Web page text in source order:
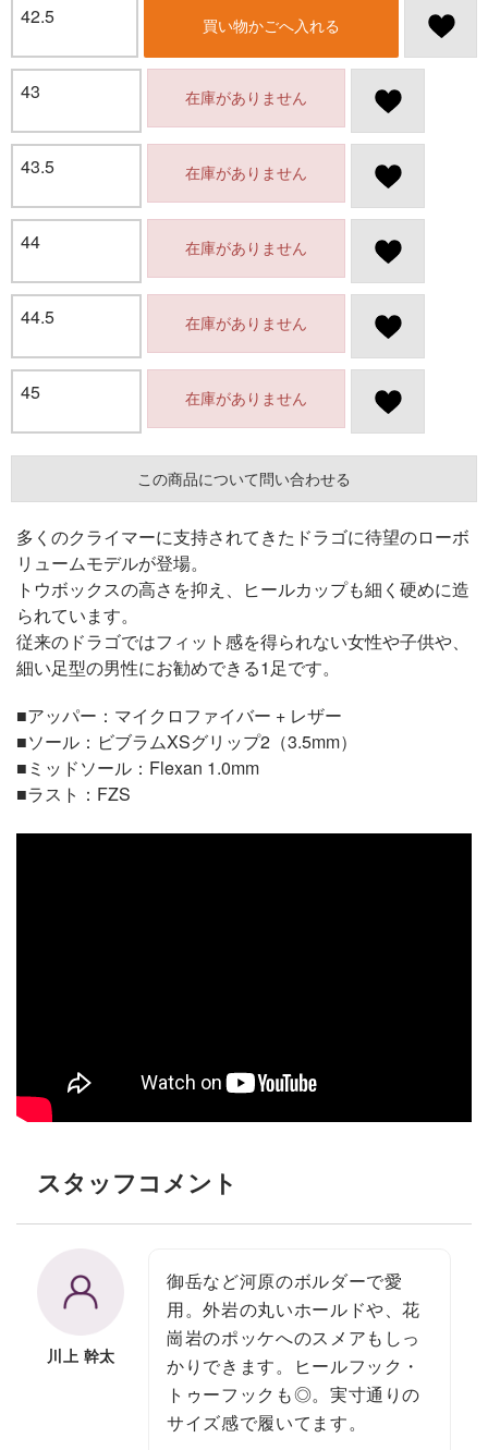
42.5 買い物かごへ入れる
43 在庫がありません
43.5 在庫がありません
44 在庫がありません
44.5 在庫がありません
45 在庫がありません
この商品について問い合わせる
多くのクライマーに支持されてきたドラゴに待望のローボ
リュームモデルが登場。
トウボックスの高さを抑え、ヒールカップも細く硬めに造
られています。
従来のドラゴではフィット感を得られない女性や子供や、
細い足型の男性にお勧めできる1足です。
■アッパー：マイクロファイバー + レザー
■ソール：ビブラムXSグリップ2（3.5mm）
■ミッドソール：Flexan 1.0mm
■ラスト：FZS
スタッフコメント
川上 幹太
御岳など河原のボルダーで愛
用。外岩の丸いホールドや、花
崗岩のポッケへのスメアもしっ
かりできます。ヒールフック・
トゥーフックも◎。実寸通りの
サイズ感で履いてます。